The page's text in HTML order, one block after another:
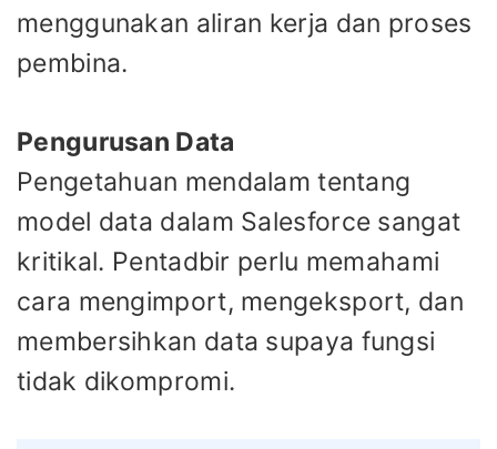
menggunakan aliran kerja dan proses
pembina.
Pengurusan Data
Pengetahuan mendalam tentang
model data dalam Salesforce sangat
kritikal. Pentadbir perlu memahami
cara mengimport, mengeksport, dan
membersihkan data supaya fungsi
tidak dikompromi.